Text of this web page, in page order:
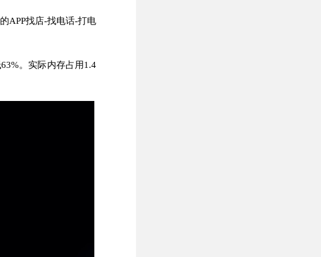
APP找店-找电话-打电
。实际内存占用1.4